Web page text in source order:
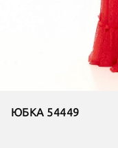
ЮБКА 54449